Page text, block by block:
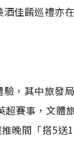
佳餚巡禮亦
，其中旅發
賽事，文體
晚間「搭5送